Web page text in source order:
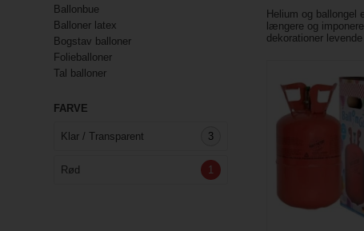
Ballonbue
Balloner latex
Bogstav balloner
Folieballoner
Tal balloner
FARVE
Klar / Transparent 3
Rød 1
Helium og
længere og
dekorationer